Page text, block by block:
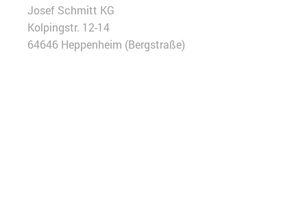
Josef Schmitt KG
Kolpingstr. 12-14
64646 Heppenheim (Bergstraße)